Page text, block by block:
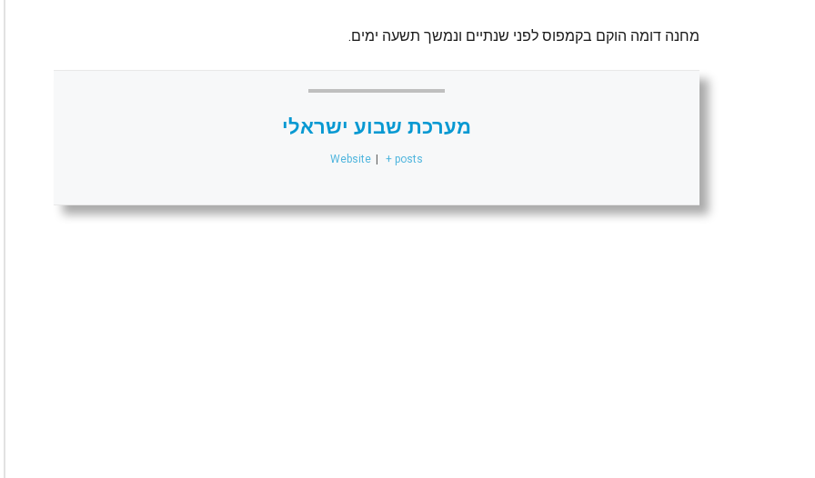
מחנה דומה הוקם בקמפוס לפני שנתיים ונמשך תשעה ימים.
מערכת שבוע ישראלי
Website + posts